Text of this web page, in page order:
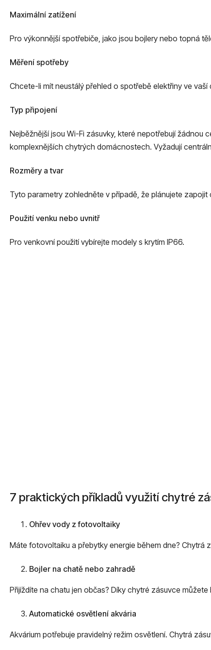
Maximální zatížení
Pro výkonnější spotřebiče, jako jsou bojlery nebo topná
Měření spotřeby
Chcete-li mít neustálý přehled o spotřebě elektřiny ve
Typ připojení
Nejběžnější jsou Wi-Fi zásuvky, které nepotřebují
komplexnějších chytrých domácnostech. Vyžadují
Rozměry a tvar
Tyto parametry zohledněte v případě, že plánujete
Použití venku nebo uvnitř
Pro venkovní použití vybírejte modely s krytím IP66.
7 praktických příkladů využití chytré
Ohřev vody z fotovoltaiky
Máte fotovoltaiku a přebytky energie během dne? Chytrá
Bojler na chatě nebo zahradě
Přijíždíte na chatu jen občas? Díky chytré zásuvce
Automatické osvětlení akvária
Akvárium potřebuje pravidelný režim osvětlení. Chytrá